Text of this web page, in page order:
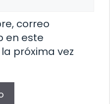
correo
en este
próxima vez